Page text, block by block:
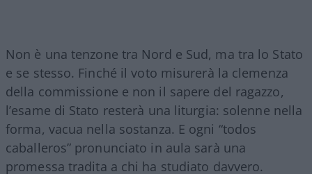
Non è una tenzone tra Nord e Sud, ma tra lo Stato
e se stesso. Finché il voto misurerà la clemenza
della commissione e non il sapere del ragazzo,
l’esame di Stato resterà una liturgia: solenne nella
forma, vacua nella sostanza. E ogni “todos
caballeros” pronunciato in aula sarà una
promessa tradita a chi ha studiato davvero.